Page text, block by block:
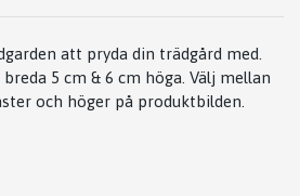
att pryda din trädgård med.
5 cm & 6 cm höga. Välj mellan
och höger på produktbilden.